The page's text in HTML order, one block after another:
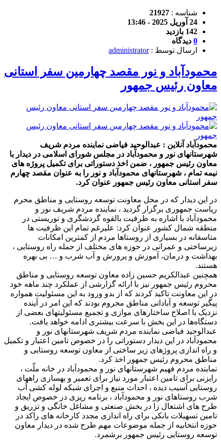
شناسه : 21927
24 آوریل 2025 - 13:46
142 بازدید
0 دیدگاه
ارسال توسط :administrator
محمودآباد و نور مقصد چهارمین سفر استانی
معاون رئیس جمهور
محمودآباد آنلاین : عبدالوحید فیاضی نماینده مردم شریف
شهرستانهای نور و محمودآباد در مجلس شورای اسلامی در دیدار با
معاون رئیس جمهور ، ضمن اخذ دستوراتی برای تکمیل پروژه های
نیمه تمام ، شهرستانهای محمودآباد و نور را به عنوان مقصد چهارم
سفر استانی معاون رئیس جمهور عنوان کرد.
در این دیدار که در محل معاونت توسعه روستایی و مناطق محرم
ریاست جمهوری برگزار گردید ، نماینده مردم شریف نور و
محمودآباد با اشاره به ظرفیت بالقوه گردشگری و توریستی در
منطقه شمال کشور عنوان کرد: علیرغم تمام این ظرفیت ها
متاسفانه در بسیاری از روستاها مردم از کمترین امکانات
زیرساختی و عمرانی در حوزه های مختلف از جمله راه روستایی ،
بهداشت و درمان، آموزش و پرورش و آب شرب و … بی بهره
هستند.
همچنین عبدالکریم حسین زاده معاون توسعه روستایی و مناطق
محروم رئیس جمهور نیز با ارائه گزارشی از عملکرد چند ماهه خود
در این معاونت تاکید کردند که از بدو ورود به این مسئولیت همواره
پیگیر توسعه و آبادانی مناطق محروم بودند که این امر در آینده
نزدیک با اصلاح ساختارهای موازی و تجمیع مسئولیتهای بعضی از
دستگاه‌ها در این بخش با سرعت بیشتری ادامه خواهد یافت.
عبدالوحید فیاضی نماینده مردم شریف شهرستانهای نور و
محمودآباد در این دیدار دستوراتی را در خصوص تامین اعتبار و تکمیل
و راه اندازی پروژهای زیر ساختی از معاون توسعه روستایی و
مناطق محروم رئیس جمهور اخذ کرد.
نماینده مردم فهیم شهرستانهای نور و محمودآباد در خانه ملّت ،
رایزنی برای تامین اعتبار مورد نیاز برای تعمیر و بهسازی راههای
روستایی آسیب دیده ، احداث منبع و اجرای شبکه لوله کشی آب
شرب روستاهای نور و محمودآباد ، برنامه ریزی در خصوص ایجاد
طرح های اشتغال زا در بخش صنعتی و مشاغل خانگی و تزریق و
تامین تسهیلات بانکی برای راه اندازی مجدد کارخانه های راکد در
حوزه انتخابیه از جمله موضوعات مهم طرح شده در دیدار معاون
توسعه روستایی رئیس جمهور برشمرد.